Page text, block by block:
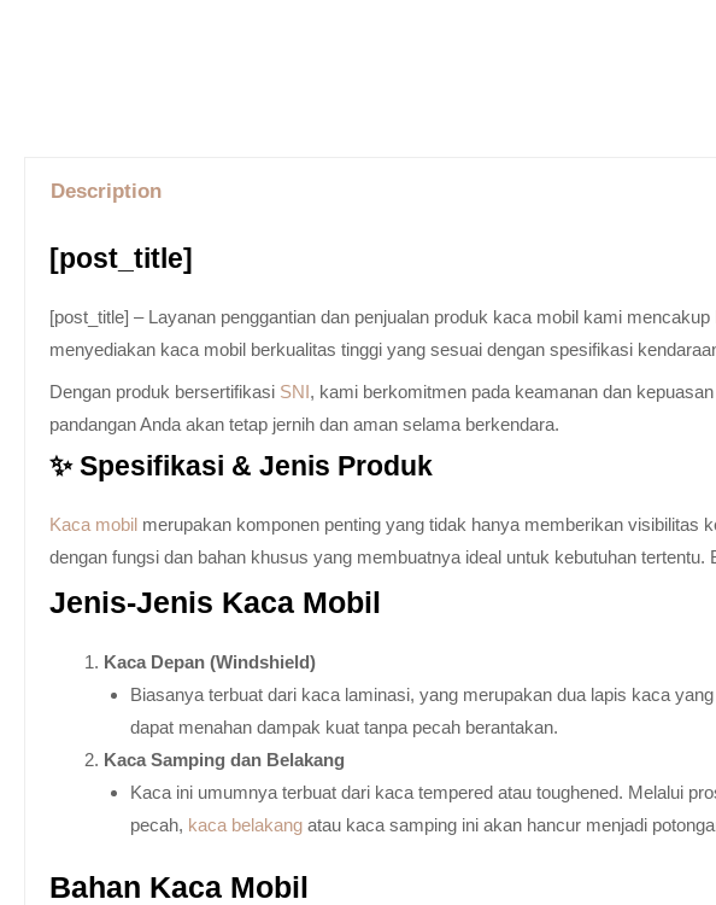
Description
[post_title]
[post_title] – Layanan penggantian dan penjualan produk kaca mobil kami mencakup
menyediakan kaca mobil berkualitas tinggi yang sesuai dengan spesifikasi
Dengan produk bersertifikasi SNI, kami berkomitmen pada keamanan dan
pandangan Anda akan tetap jernih dan aman selama berkendara.
✨ Spesifikasi & Jenis Produk
Kaca mobilmerupakan komponen penting yang tidak hanya memberikan visibilitas
dengan fungsi dan bahan khusus yang membuatnya ideal untuk kebutuhan
Jenis-Jenis Kaca Mobil
Kaca Depan (Windshield)
Biasanya terbuat dari kaca laminasi, yang merupakan dua lapis kaca
dapat menahan dampak kuat tanpa pecah berantakan.
Kaca Samping dan Belakang
Kaca ini umumnya terbuat dari kaca tempered atau toughened. Melalui
pecah, kaca belakang atau kaca samping ini akan hancur menjadi
Bahan Kaca Mobil